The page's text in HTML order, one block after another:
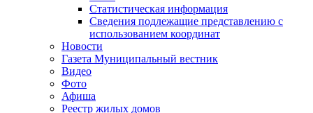
Статистическая информация
Сведения подлежащие представлению с
использованием координат
Новости
Газета Муниципальный вестник
Видео
Фото
Афиша
Реестр жилых домов